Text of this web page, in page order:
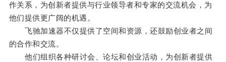
作关系，为创新者提供与行业领导者和专家的交流机会，为
他们提供更广阔的机遇。
飞驰加速器不仅提供了空间和资源，还鼓励创业者之间
的合作和交流。
他们组织各种研讨会、论坛和创业活动，为创新者提供